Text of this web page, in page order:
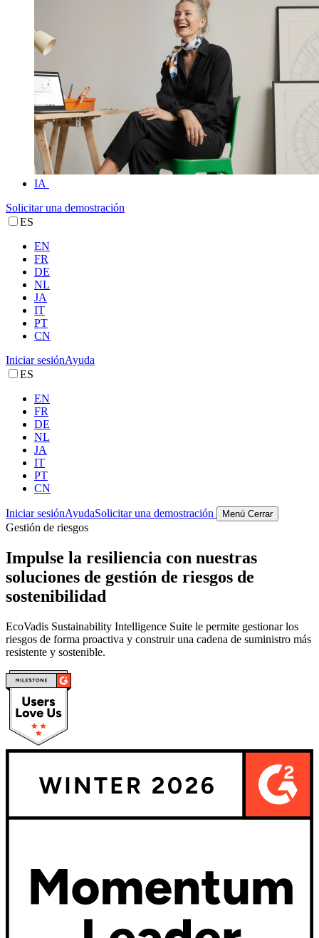
IA
Solicitar una demostración
ES
EN
FR
DE
NL
JA
IT
PT
CN
Iniciar sesiónAyuda
ES
EN
FR
DE
NL
JA
IT
PT
CN
Iniciar sesiónAyudaSolicitar una demostración Menú Cerrar
Gestión de riesgos
Impulse la resiliencia con nuestras
soluciones de gestión de riesgos de
sostenibilidad
EcoVadis Sustainability Intelligence Suite le permite gestionar los
riesgos de forma proactiva y construir una cadena de suministro más
resistente y sostenible.